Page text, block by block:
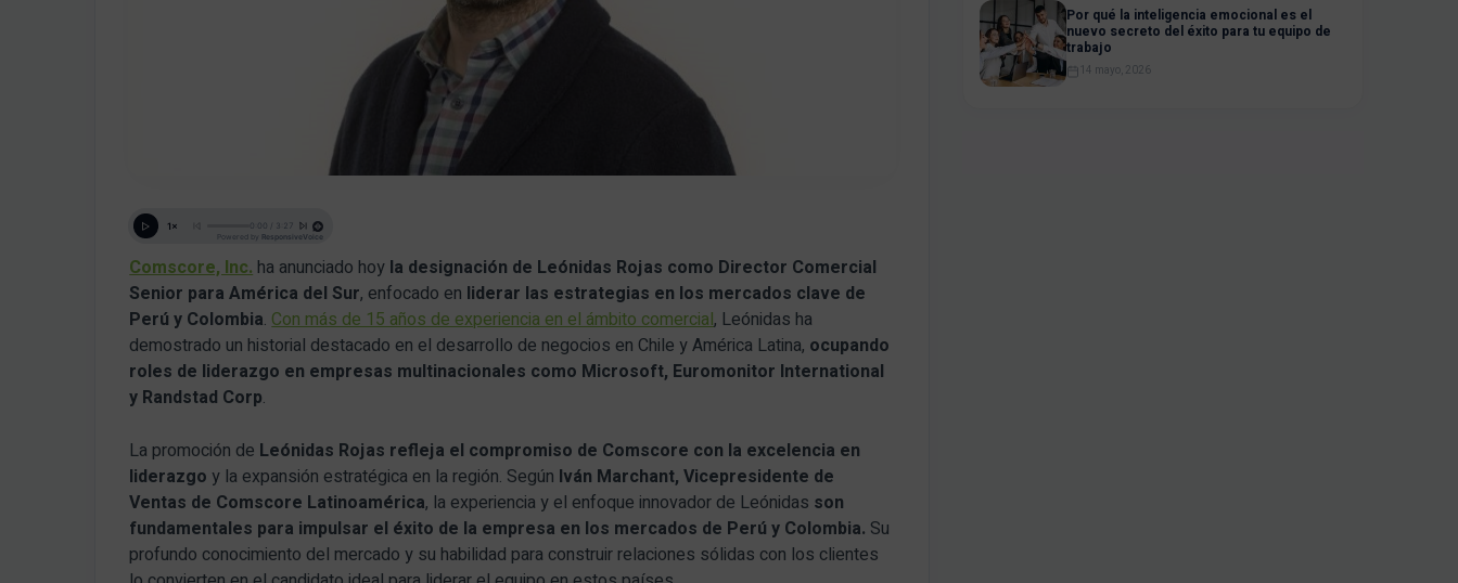
Comscore, Inc. ha anunciado hoy la designación de Leónidas Rojas como Director Comercial
Senior para América del Sur, enfocado en liderar las estrategias en los mercados clave de
Perú y Colombia.Con más de 15 años de experiencia en el ámbito comercial, Leónidas ha
demostrado un historial destacado en el desarrollo de negocios en Chile y América Latina, ocupando
roles de liderazgo en empresas multinacionales como Microsoft, Euromonitor International
y Randstad Corp.
La promoción de Leónidas Rojas refleja el compromiso de Comscore con la excelencia en
liderazgo y la expansión estratégica en la región. Según Iván Marchant, Vicepresidente de
Ventas de Comscore Latinoamérica, la experiencia y el enfoque innovador de Leónidas son
fundamentales para impulsar el éxito de la empresa en los mercados de Perú y Colombia. Su
profundo conocimiento del mercado y su habilidad para construir relaciones sólidas con los clientes
Por qué la inteligencia emocional es el
nuevo secreto del éxito para tu equipo de
trabajo
14 mayo, 2026